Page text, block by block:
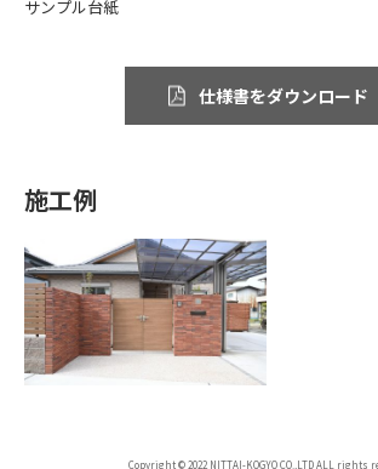
サンプル台紙
仕様書をダウンロード
施工例
Copyright © 2022 NITTAI-KOGYO CO.,LTD ALL rights